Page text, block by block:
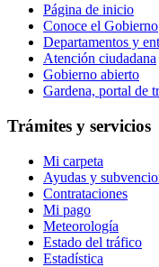
Página de inicio
Conoce el Gobierno
Departamentos y
Atención ciudadana
Gobierno abierto
Gardena, portal de
Trámites y servicios
Mi carpeta
Ayudas y
Contrataciones
Mi pago
Meteorología
Estado del tráfico
Estadística